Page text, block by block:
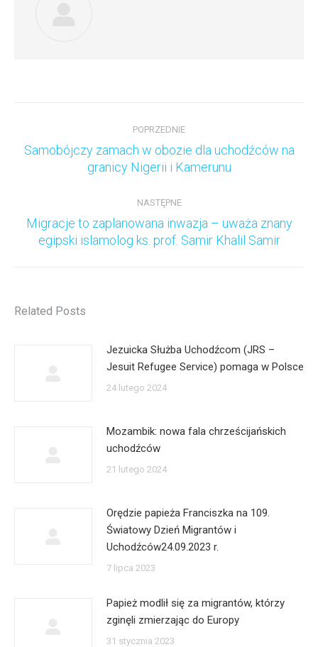
POPRZEDNIE
Poprzedni
wpis:
Samobójczy zamach w obozie dla uchodźców na
granicy Nigerii i Kamerunu
NASTĘPNE
Następny
wpis:
Migracje to zaplanowana inwazja – uważa znany
egipski islamolog ks. prof. Samir Khalil Samir
Related Posts
Jezuicka Służba Uchodźcom (JRS –
Jesuit Refugee Service) pomaga w Polsce
24 lutego 2024
Mozambik: nowa fala chrześcijańskich
uchodźców
21 lutego 2024
Orędzie papieża Franciszka na 109.
Światowy Dzień Migrantów i
Uchodźców24.09.2023 r.
7 lipca 2023
Papież modlił się za migrantów, którzy
zginęli zmierzając do Europy
31 stycznia 2023